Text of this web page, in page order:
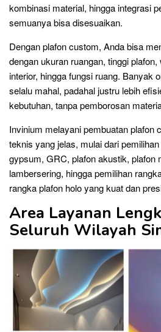
kombinasi material, hingga integrasi
semuanya bisa disesuaikan.
Dengan plafon custom, Anda bisa
dengan ukuran ruangan, tinggi
interior, hingga fungsi ruang. Banyak
selalu mahal, padahal justru lebih
kebutuhan, tanpa pemborosan
Invinium melayani pembuatan plafon
teknis yang jelas, mulai dari
gypsum, GRC, plafon akustik, plafon
lambersering, hingga pemilihan
rangka plafon holo yang kuat dan
Area Layanan
Seluruh Wilayah